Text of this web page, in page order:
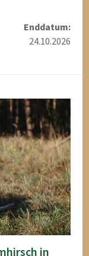
Enddatum:
24.10.2026
in